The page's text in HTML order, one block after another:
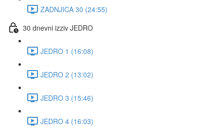
ZADNJICA 30 (24:55)
30 dnevni izziv JEDRO
JEDRO 1 (16:08)
JEDRO 2 (13:02)
JEDRO 3 (15:46)
JEDRO 4 (16:03)